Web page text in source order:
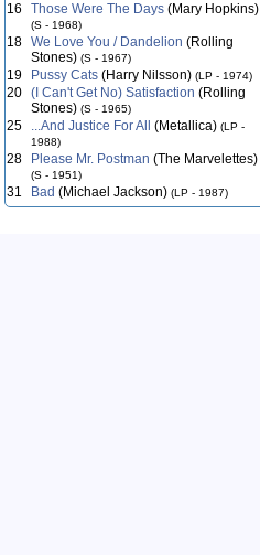
16 Those Were The Days (Mary Hopkins)
(S - 1968)
18 We Love You / Dandelion (Rolling
Stones) (S - 1967)
19 Pussy Cats (Harry Nilsson) (LP - 1974)
20 (I Can't Get No) Satisfaction (Rolling
Stones) (S - 1965)
25 ...And Justice For All (Metallica) (LP -
1988)
28 Please Mr. Postman (The Marvelettes)
(S - 1951)
31 Bad (Michael Jackson) (LP - 1987)